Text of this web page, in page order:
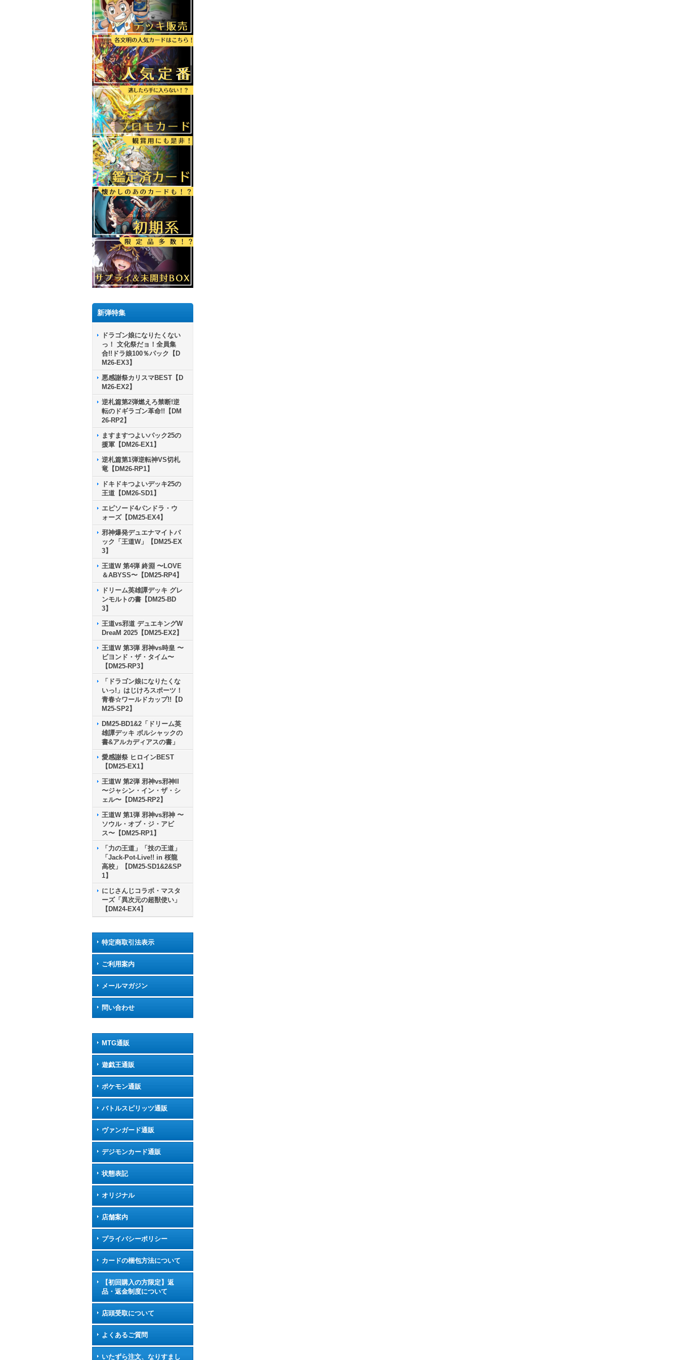
新弾特集
ドラゴン娘になりたくない
っ！ 文化祭だョ！全員集
合!!ドラ娘100％パック【D
M26-EX3】
悪感謝祭カリスマBEST【D
M26-EX2】
逆札篇第2弾燃えろ禁断!逆
転のドギラゴン革命!!【DM
26-RP2】
ますますつよいパック25の
援軍【DM26-EX1】
逆札篇第1弾逆転神VS切札
竜【DM26-RP1】
ドキドキつよいデッキ25の
王道【DM26-SD1】
エピソード4パンドラ・ウ
ォーズ【DM25-EX4】
邪神爆発デュエナマイトパ
ック「王道W」【DM25-EX
3】
王道W 第4弾 終淵 〜LOVE
＆ABYSS〜【DM25-RP4】
ドリーム英雄譚デッキ グレ
ンモルトの書【DM25-BD
3】
王道vs邪道 デュエキングW
DreaM 2025【DM25-EX2】
王道W 第3弾 邪神vs時皇 〜
ビヨンド・ザ・タイム〜
【DM25-RP3】
「ドラゴン娘になりたくな
いっ!」はじけろスポーツ！
青春☆ワールドカップ!!【D
M25-SP2】
DM25-BD1&2「ドリーム英
雄譚デッキ ボルシャックの
書&アルカディアスの書」
愛感謝祭 ヒロインBEST
【DM25-EX1】
王道W 第2弾 邪神vs邪神II
〜ジャシン・イン・ザ・シ
ェル〜【DM25-RP2】
王道W 第1弾 邪神vs邪神 〜
ソウル・オブ・ジ・アビ
ス〜【DM25-RP1】
「力の王道」「技の王道」
「Jack-Pot-Live!! in 桜龍
高校」【DM25-SD1&2&SP
1】
にじさんじコラボ・マスタ
ーズ「異次元の超獣使い」
【DM24-EX4】
特定商取引法表示
ご利用案内
メールマガジン
問い合わせ
MTG通販
遊戯王通販
ポケモン通販
バトルスピリッツ通販
ヴァンガード通販
デジモンカード通販
状態表記
オリジナル
店舗案内
プライバシーポリシー
カードの梱包方法について
【初回購入の方限定】返
品・返金制度について
店頭受取について
よくあるご質問
いたずら注文、なりすまし